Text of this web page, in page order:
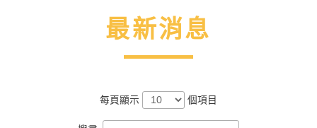
最新消息
每頁顯示 個項目